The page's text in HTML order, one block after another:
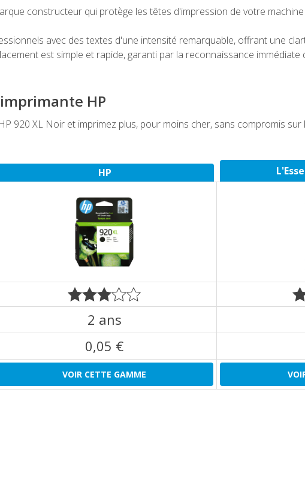
constructeur qui protège les têtes d'impression de votre
avec des textes d'une intensité remarquable, offrant une
est simple et rapide, garanti par la reconnaissance immédiate
HP
920 XL Noir et imprimez plus, pour moins cher, sans compromis sur
HP
2 ans
0,05 €
VOIR CETTE GAMME